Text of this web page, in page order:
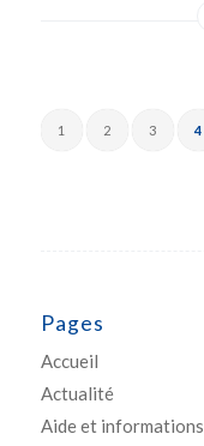
1 2 3 4
Pages
Accueil
Actualité
Aide et informations